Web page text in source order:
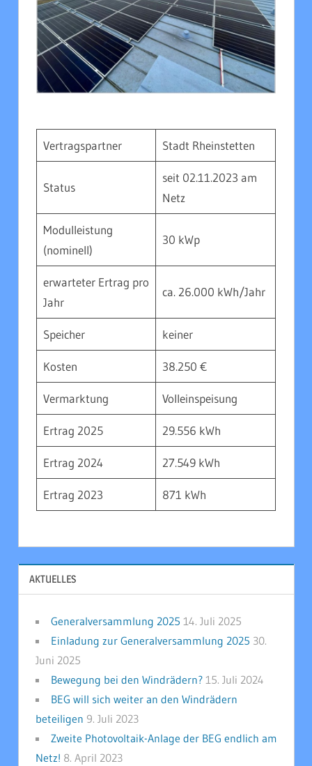
Vertragspartner Stadt Rheinstetten
Status
seit 02.11.2023 am
Netz
Modulleistung
(nominell)
30 kWp
erwarteter Ertrag pro
Jahr
ca. 26.000 kWh/Jahr
Speicher keiner
Kosten 38.250 €
Vermarktung Volleinspeisung
Ertrag 2025 29.556 kWh
Ertrag 2024 27.549 kWh
Ertrag 2023 871 kWh
AKTUELLES
Generalversammlung 2025 14. Juli 2025
Einladung zur Generalversammlung 2025 30.
Juni 2025
Bewegung bei den Windrädern? 15. Juli 2024
BEG will sich weiter an den Windrädern
beteiligen 9. Juli 2023
Zweite Photovoltaik-Anlage der BEG endlich am
Netz! 8. April 2023